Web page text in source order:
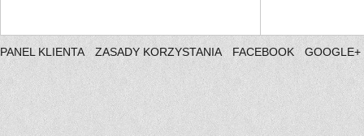
PANEL KLIENTA ZASADY KORZYSTANIA FACEBOOK GOOGLE+